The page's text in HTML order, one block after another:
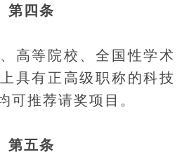
第四条
等院校、全国性学术
具有正高级职称的科技
可推荐请奖项目。
第五条